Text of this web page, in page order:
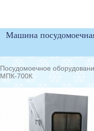
Машина
Посудомоечное
МПК-700К